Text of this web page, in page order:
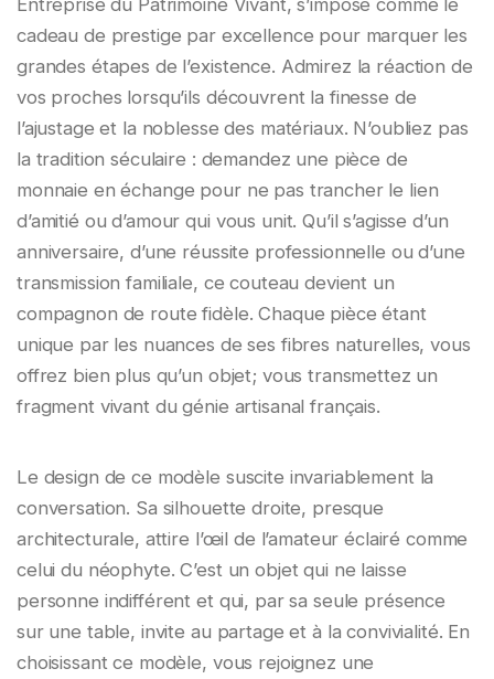
cadeau de prestige par excellence pour marquer les
grandes étapes de l’existence. Admirez la réaction de
vos proches lorsqu’ils découvrent la finesse de
l’ajustage et la noblesse des matériaux. N’oubliez pas
la tradition séculaire : demandez une pièce de
monnaie en échange pour ne pas trancher le lien
d’amitié ou d’amour qui vous unit. Qu’il s’agisse d’un
anniversaire, d’une réussite professionnelle ou d’une
transmission familiale, ce couteau devient un
compagnon de route fidèle. Chaque pièce étant
unique par les nuances de ses fibres naturelles, vous
offrez bien plus qu’un objet; vous transmettez un
fragment vivant du génie artisanal français.
Le design de ce modèle suscite invariablement la
conversation. Sa silhouette droite, presque
architecturale, attire l’œil de l’amateur éclairé comme
celui du néophyte. C’est un objet qui ne laisse
personne indifférent et qui, par sa seule présence
sur une table, invite au partage et à la convivialité. En
choisissant ce modèle, vous rejoignez une